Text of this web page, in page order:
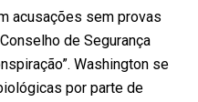
acusações sem provas
de Segurança
Washington se
por parte de